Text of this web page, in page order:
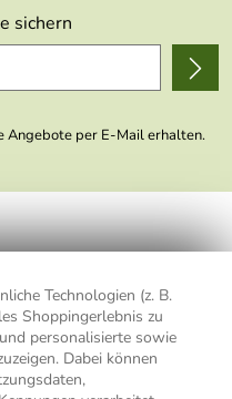
Technologien (z. B.
Shoppingerlebnis zu
personalisierte sowie
Dabei können
sichern
Angebote per E-Mail erhalten.
Unternehmen
wird in anonymer Form
geklickt hat. Diese
Adresse für Werbezwecke
Zukunft widerrufen, indem ich
anklicke oder die
deaktiviere. Die
Kenntnis genommen.
AGB